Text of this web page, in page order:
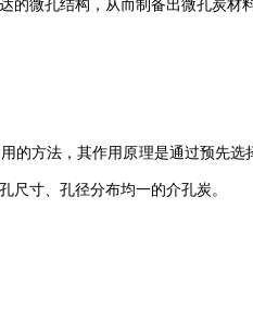
的微孔结构，从而制备出微孔炭材料
的方法，其作用原理是通过预先
尺寸、孔径分布均一的介孔炭。